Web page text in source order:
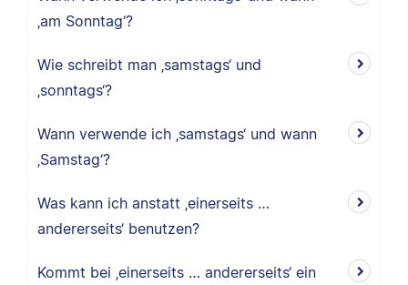
‚am Sonntag‘?
Wie schreibt man ‚samstags‘ und
‚sonntags‘?
Wann verwende ich ‚samstags‘ und wann
‚Samstag‘?
Was kann ich anstatt ‚einerseits …
andererseits‘ benutzen?
Kommt bei ‚einerseits … andererseits‘ ein